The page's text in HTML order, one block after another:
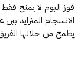
فوز اليوم لا يمنح
الانسجام المتزايد بين
يطمح من خلالها